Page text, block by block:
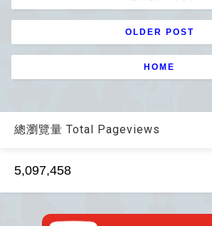
OLDER POST
HOME
總瀏覽量 Total Pageviews
5,097,458